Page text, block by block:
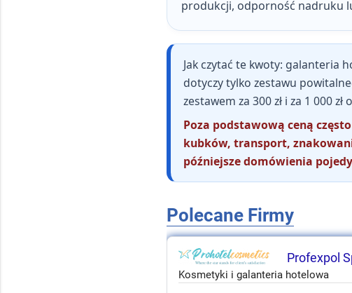
produkcji, odporność nadruku
Jak czytać te kwoty: galanteria
dotyczy tylko zestawu
zestawem za 300 zł i za 1 000
Poza podstawową ceną
kubków, transport,
późniejsze domówienia
Polecane Firmy
Profexpol
Kosmetyki i galanteria hotelowa